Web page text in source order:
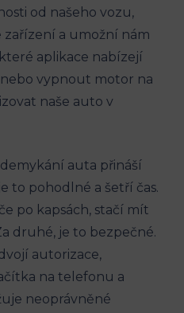
od našeho vozu,
zařízení a umožní nám
aplikace nabízejí
vypnout motor na
naše auto v
auta přináší
to pohodlné a šetří čas.
po kapsách, stačí mít
druhé, je to bezpečné.
autorizace,
na telefonu a
neoprávněné